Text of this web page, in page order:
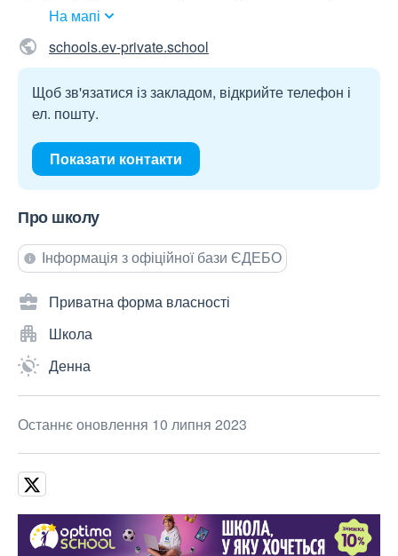
На мапі
schools.ev-private.school
Щоб зв'язатися із закладом, відкрийте телефон і
ел. пошту.
Показати контакти
Про школу
Інформація з офіційної бази ЄДЕБО
Приватна форма власності
Школа
Денна
Останнє оновлення 10 липня 2023